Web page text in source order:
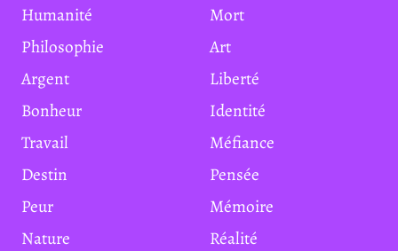
Humanité
Mort
Philosophie
Art
Argent
Liberté
Bonheur
Identité
Travail
Méfiance
Destin
Pensée
Peur
Mémoire
Nature
Réalité